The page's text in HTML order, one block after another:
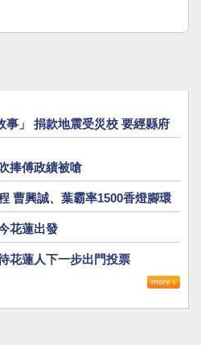
事」 捐款地震受災校 要經縣府
捧傅政績被嗆
曹興誠、葉霸率1500香燈腳環
花蓮出發
花蓮人下一步出門投票